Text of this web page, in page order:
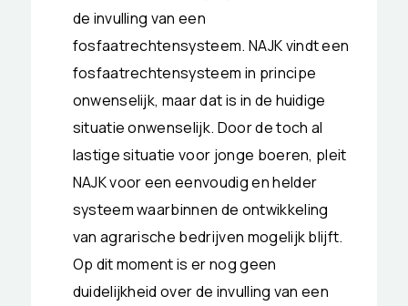
de invulling van een
fosfaatrechtensysteem. NAJK vindt een
fosfaatrechtensysteem in principe
onwenselijk, maar dat is in de huidige
situatie onwenselijk. Door de toch al
lastige situatie voor jonge boeren, pleit
NAJK voor een eenvoudig en helder
systeem waarbinnen de ontwikkeling
van agrarische bedrijven mogelijk blijft.
Op dit moment is er nog geen
duidelijkheid over de invulling van een